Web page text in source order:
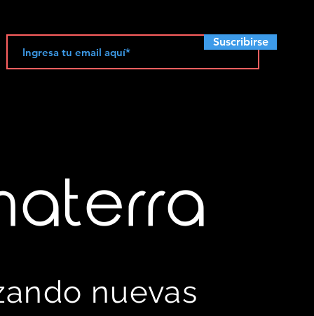
Suscribirse
nuevas